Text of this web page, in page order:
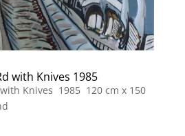
with Knives 1985
Knives 1985 120 cm x 150